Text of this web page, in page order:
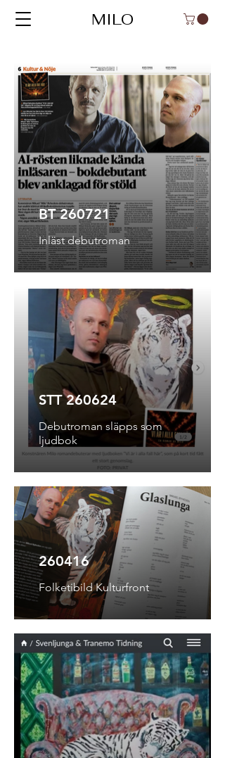
MILO
BT 260721
Inläst debutroman
STT 260624
Debutroman släpps som
ljudbok
260416
Folketibild Kulturfront